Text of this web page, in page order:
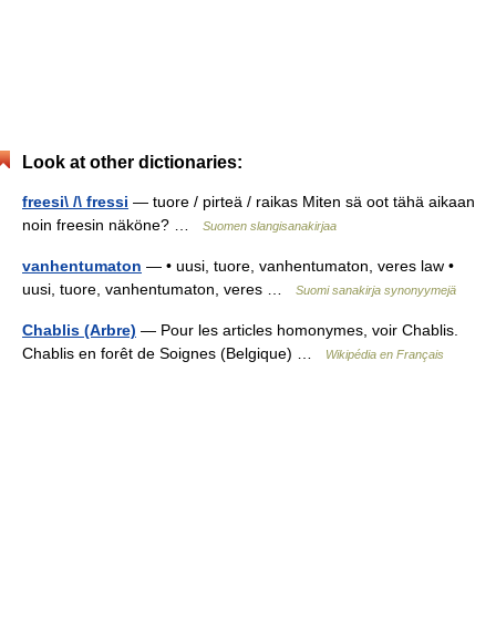
Look at other dictionaries:
freesi\ /\ fressi — tuore / pirteä / raikas Miten sä oot tähä aikaan
noin freesin näköne? …
Suomen slangisanakirjaa
vanhentumaton — • uusi, tuore, vanhentumaton, veres law •
uusi, tuore, vanhentumaton, veres …
Suomi sanakirja synonyymejä
Chablis (Arbre) — Pour les articles homonymes, voir Chablis.
Chablis en forêt de Soignes (Belgique) …
Wikipédia en Français